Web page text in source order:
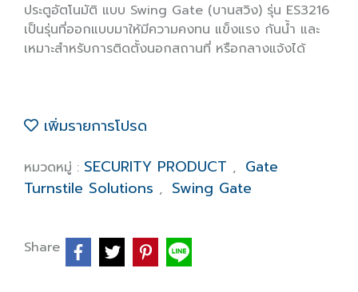
ประตูอัตโนมัติ แบบ Swing Gate (บานสวิง) รุ่น ES3216
เป็นรุ่นที่ออกแบบมาให้มีความคงทน แข็งแรง กันน้ำ และ
เหมาะสำหรับการติดตั้งนอกสถานที่ หรือกลางแจ้งได้
เพิ่มรายการโปรด
หมวดหมู่ : SECURITY PRODUCT , Gate
Turnstile Solutions , Swing Gate
Share